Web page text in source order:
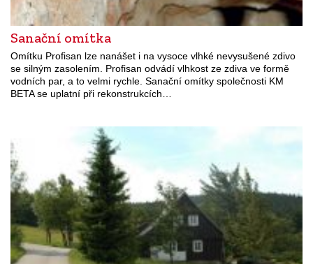
Sanační omítka
Omítku Profisan lze nanášet i na vysoce vlhké nevysušené zdivo
se silným zasolením. Profisan odvádí vlhkost ze zdiva ve formě
vodních par, a to velmi rychle. Sanační omítky společnosti KM
BETA se uplatní při rekonstrukcích…